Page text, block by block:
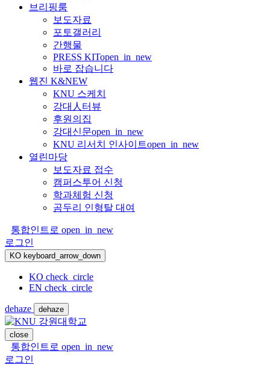
브리핑룸
보도자료
포토갤러리
간행물
PRESS KITopen_in_new
바로 잡습니다
웹진 K&NEW
KNU 스케치
강대人터뷰
후원의집
강대신문open_in_new
KNU 리서치 인사이트open_in_new
열린마당
보도자료 접수
캠퍼스투어 신청
학과체험 신청
곰두리 인형탈 대여
통합인트로 open_in_new
로그인
KO keyboard_arrow_down
KO check_circle
EN check_circle
dehaze dehaze
close
통합인트로 open_in_new
로그인